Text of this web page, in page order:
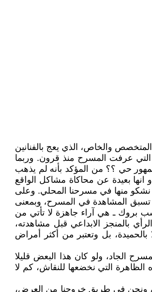
والخاص، الذي يعج بالفنانين
التي عرفت المسرح منذ قرون. وربما
حي ؟؟ من المؤكد بأنه لم يذهب
بعيدة عن محاكاة مشاكل الواقع
نشكو منها في مسرحنا المحلي. وعلى
تسبق المشاهدة في المسرح، وبمعنى
بروك ـ هي آراء جاهزة لا تأتي من
بالمنجز الابداعي قبل مشاهدته،
بل وتعتبر من أكثر أمراض
الجاد، ولو كان هذا البعض قليلا
التي نخضعها للنقاش، كم لا
ونحن في طريق خروجنا من العرض،